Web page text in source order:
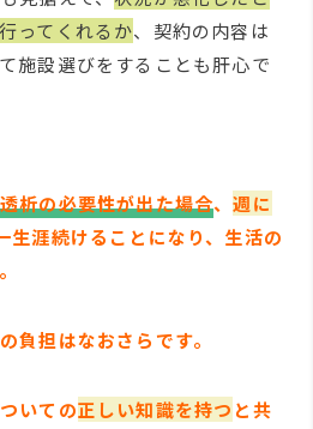
ってくれるか、契約の内容は
施設選びをすることも肝心で
析の必要性が出た場合、週に
生涯続けることになり、生活の
負担はなおさらです。
いての正しい知識を持つ と共